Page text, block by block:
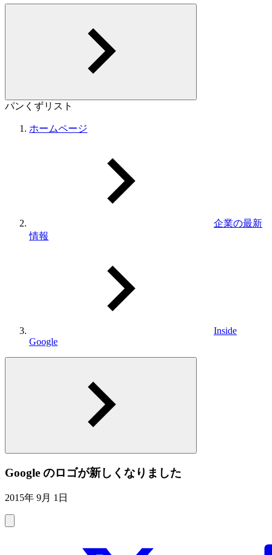
パンくずリスト
ホームページ
企業の最新
情報
Inside
Google
Google のロゴが新しくなりました
2015年 9月 1日